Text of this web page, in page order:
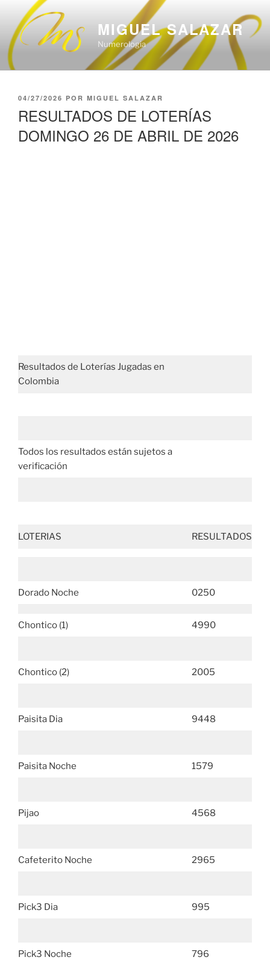
contenido
MIGUEL SALAZAR
Numerologia
PUBLICADO
04/27/2026 POR MIGUEL SALAZAR
RESULTADOS DE LOTERÍAS
DOMINGO 26 DE ABRIL DE 2026
Resultados de Loterías Jugadas en
Colombia
Todos los resultados están sujetos a
verificación
LOTERIAS RESULTADOS
Dorado Noche 0250
Chontico (1) 4990
Chontico (2) 2005
Paisita Dia 9448
Paisita Noche 1579
Pijao 4568
Cafeterito Noche 2965
Pick3 Dia 995
Pick3 Noche 796